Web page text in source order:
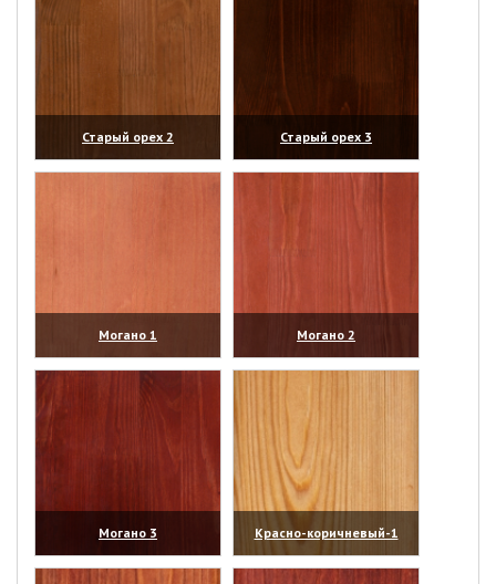
Старый орех 2
(увеличить)
Старый орех 3
(увеличить)
Могано 1
(увеличить)
Могано 2
(увеличить)
Могано 3
(увеличить)
Красно-коричневый-1
(увеличить)